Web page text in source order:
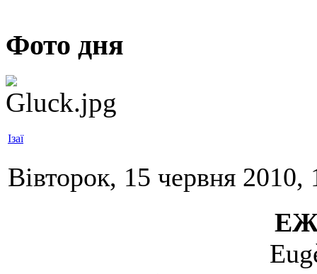
Фото дня
Ізаї
Вівторок, 15 червня 2010,